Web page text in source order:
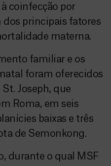
coinfecção por
dos principais fatores
materna.
familiar e os
foram oferecidos
Joseph, que
Roma, em seis
baixas e três
de Semonkong.
durante o qual MSF